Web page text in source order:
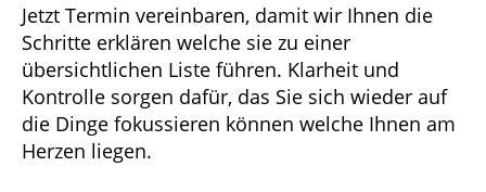
Jetzt Termin vereinbaren, damit wir Ihnen die
Schritte erklären welche sie zu einer
übersichtlichen Liste führen. Klarheit und
Kontrolle sorgen dafür, das Sie sich wieder auf
die Dinge fokussieren können welche Ihnen am
Herzen liegen.